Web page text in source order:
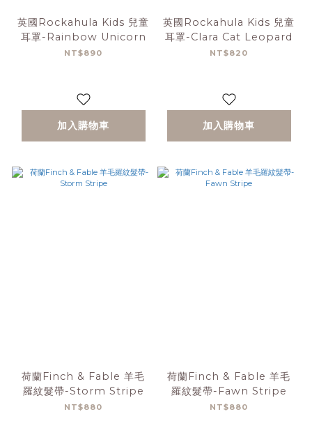
英國Rockahula Kids 兒童
耳罩-Rainbow Unicorn
NT$890
加入購物車
英國Rockahula Kids 兒童
耳罩-Clara Cat Leopard
NT$820
加入購物車
荷蘭Finch & Fable 羊毛
羅紋髮帶-Storm Stripe
NT$880
荷蘭Finch & Fable 羊毛
羅紋髮帶-Fawn Stripe
NT$880